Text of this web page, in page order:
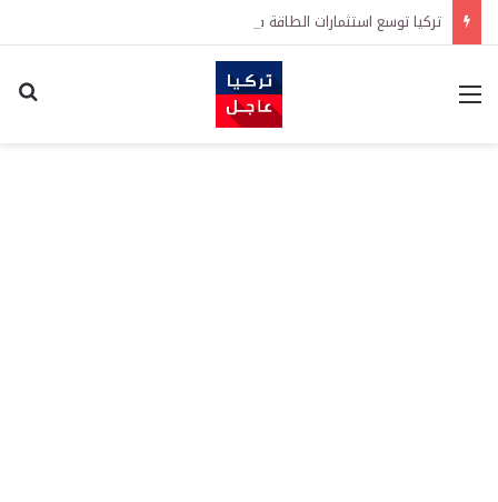
تركيا توسع استثمارات الطاقة في 3 قارات وتكشف هدفاً كبيراً
القائمة